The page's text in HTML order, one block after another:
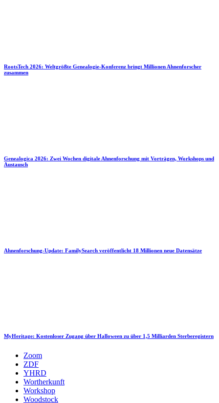
RootsTech 2026: Weltgrößte Genealogie-Konferenz bringt Millionen Ahnenforscher
zusammen
Genealogica 2026: Zwei Wochen digitale Ahnenforschung mit Vorträgen, Workshops und
Austausch
Ahnenforschung-Update: FamilySearch veröffentlicht 18 Millionen neue Datensätze
MyHeritage: Kostenloser Zugang über Halloween zu über 1,5 Milliarden Sterberegistern
Zoom
ZDF
YHRD
Wortherkunft
Workshop
Woodstock